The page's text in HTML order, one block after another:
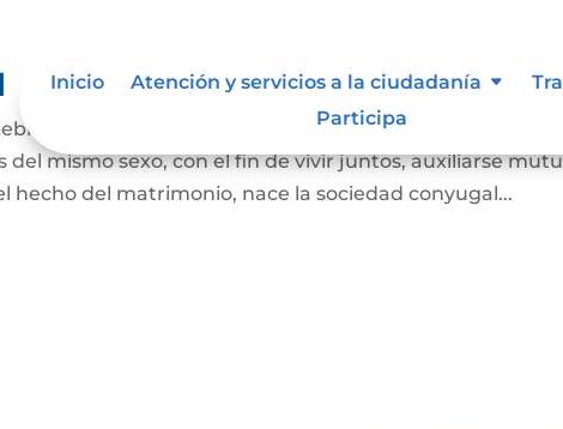
Inicio Atención y servicios a la ciudadanía
Participa
ante juez o notario, por el cual se unen
del mismo sexo, con el fin de vivir juntos, auxiliarse
hecho del matrimonio, nace la sociedad conyugal...